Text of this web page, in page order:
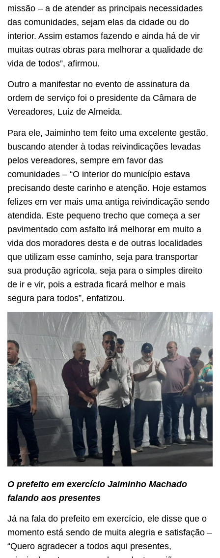
missão – a de atender as principais necessidades
das comunidades, sejam elas da cidade ou do
interior. Assim estamos fazendo e ainda há de vir
muitas outras obras para melhorar a qualidade de
vida de todos”, afirmou.
Outro a manifestar no evento de assinatura da
ordem de serviço foi o presidente da Câmara de
Vereadores, Luiz de Almeida.
Para ele, Jaiminho tem feito uma excelente gestão,
buscando atender à todas reivindicações levadas
pelos vereadores, sempre em favor das
comunidades – “O interior do município estava
precisando deste carinho e atenção. Hoje estamos
felizes em ver mais uma antiga reivindicação sendo
atendida. Este pequeno trecho que começa a ser
pavimentado com asfalto irá melhorar em muito a
vida dos moradores desta e de outras localidades
que utilizam esse caminho, seja para transportar
sua produção agrícola, seja para o simples direito
de ir e vir, pois a estrada ficará melhor e mais
segura para todos”, enfatizou.
O prefeito em exercício Jaiminho Machado
falando aos presentes
Já na fala do prefeito em exercício, ele disse que o
momento está sendo de muita alegria e satisfação –
“Quero agradecer a todos aqui presentes,